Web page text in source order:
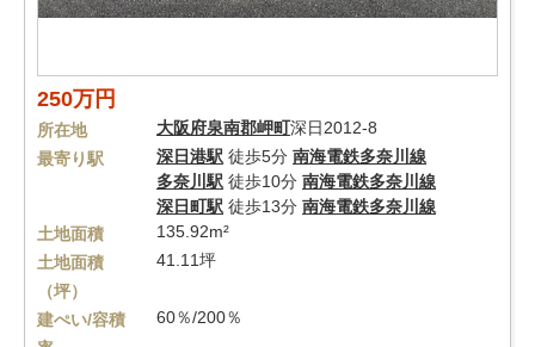
250万円
所在地 大阪府泉南郡岬町深日2012-8
最寄り駅
深日港駅 徒歩5分 南海電鉄多奈川線
多奈川駅 徒歩10分 南海電鉄多奈川線
深日町駅 徒歩13分 南海電鉄多奈川線
土地面積
135.92m²
土地面積
（坪）
41.11坪
建ぺい/容積
60％/200％